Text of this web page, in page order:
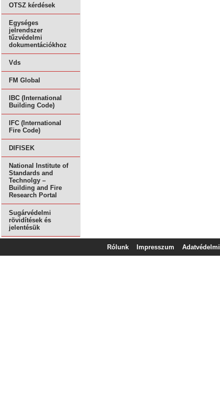
OTSZ kérdések
Egységes
jelrendszer
tűzvédelmi
dokumentációkhoz
Vds
FM Global
IBC (International
Building Code)
IFC (International
Fire Code)
DIFISEK
National Institute of
Standards and
Technolgy –
Building and Fire
Research Portal
Sugárvédelmi
rövidítések és
jelentésük
Rólunk Impresszum